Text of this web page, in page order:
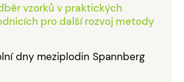
vzorků v praktických
pro další rozvoj metody
dny meziplodin Spannberg